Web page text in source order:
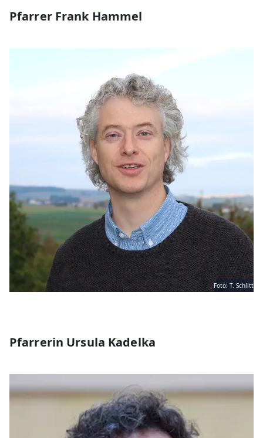
Pfarrer Frank Hammel
Foto: T. Schlitt
Pfarrerin Ursula Kadelka